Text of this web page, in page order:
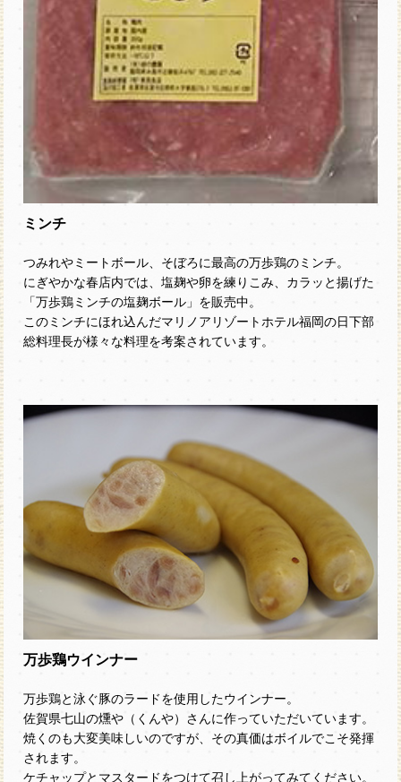
ミンチ
つみれやミートボール、そぼろに最高の万歩鶏のミンチ。
にぎやかな春店内では、塩麹や卵を練りこみ、カラッと揚げた
「万歩鶏ミンチの塩麹ボール」を販売中。
このミンチにほれ込んだマリノアリゾートホテル福岡の日下部
総料理長が様々な料理を考案されています。
万歩鶏ウインナー
万歩鶏と泳ぐ豚のラードを使用したウインナー。
佐賀県七山の燻や（くんや）さんに作っていただいています。
焼くのも大変美味しいのですが、その真価はボイルでこそ発揮
されます。
ケチャップとマスタードをつけて召し上がってみてください。